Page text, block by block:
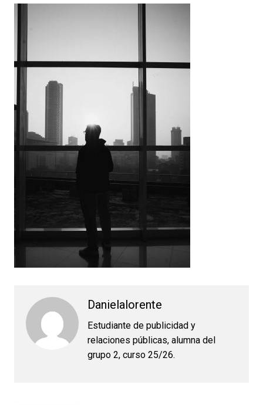
Danielalorente
Estudiante de publicidad y
relaciones públicas, alumna del
grupo 2, curso 25/26.